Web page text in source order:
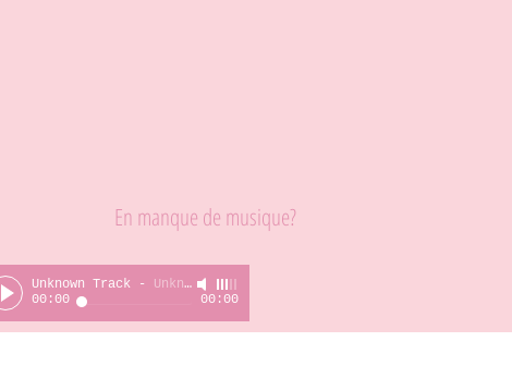
Unknown Track - Unknown Artist
00:00
00:00
En manque de musique?